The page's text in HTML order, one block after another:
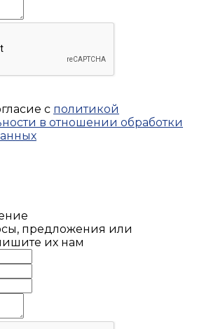
с политикой
в отношении обработки
предложения или
их нам